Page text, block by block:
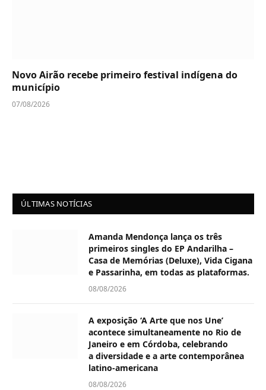
Novo Airão recebe primeiro festival indígena do
município
07/08/2026
ÚLTIMAS NOTÍCIAS
Amanda Mendonça lança os três
primeiros singles do EP Andarilha –
Casa de Memórias (Deluxe), Vida Cigana
e Passarinha, em todas as plataformas.
08/08/2026
A exposição ‘A Arte que nos Une’
acontece simultaneamente no Rio de
Janeiro e em Córdoba, celebrando
a diversidade e a arte contemporânea
latino-americana
08/08/2026